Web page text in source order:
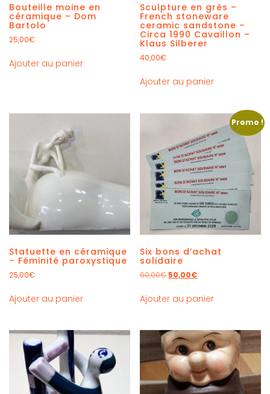
Bouteille moine en
céramique – Dom
Bartolo
25,00€
Ajouter au panier
Sculpture en grès –
French stoneware
ceramic sandstone –
Circa 1990 Cavaillon –
Klaus Silberer
40,00€
Ajouter au panier
Statuette en céramique
– Féminité paroxystique
25,00€
Ajouter au panier
Promo !
Six bons d’achat
solidaire
60,00€ 50,00€
Ajouter au panier